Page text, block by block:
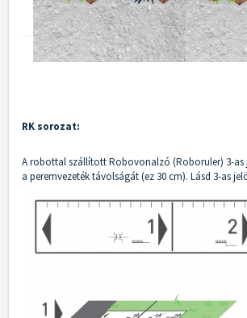
RK sorozat:
A robottal szállított Robovonalzó (Roboruler) 3-as
a peremvezeték távolságát (ez 30 cm). Lásd 3-as